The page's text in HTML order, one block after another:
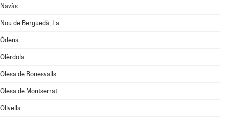
Navàs
Nou de Berguedà, La
Òdena
Olèrdola
Olesa de Bonesvalls
Olesa de Montserrat
Olivella